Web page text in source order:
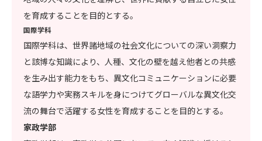
を育成することを目的とする。
国際学科
国際学科は、世界諸地域の社会文化についての深い洞察力
と該博な知識により、人種、文化の壁を越え他者との共感
を生み出す能力をもち、異文化コミュニケーションに必要
な語学力や実務スキルを身につけてグローバルな異文化交
流の舞台で活躍する女性を育成することを目的とする。
家政学部